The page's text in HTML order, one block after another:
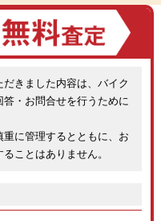
きました内容は、バイク
・お問合せを行うために
に管理するとともに、お
ことはありません。